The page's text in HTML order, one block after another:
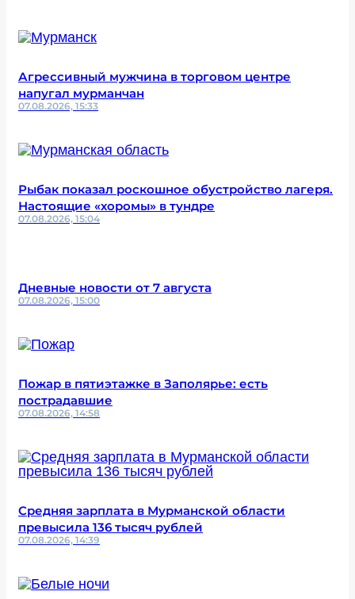
Агрессивный мужчина в торговом центре
напугал мурманчан
07.08.2026, 15:33
Рыбак показал роскошное обустройство лагеря.
Настоящие «хоромы» в тундре
07.08.2026, 15:04
Дневные новости от 7 августа
07.08.2026, 15:00
Пожар в пятиэтажке в Заполярье: есть
пострадавшие
07.08.2026, 14:58
Средняя зарплата в Мурманской области
превысила 136 тысяч рублей
07.08.2026, 14:39